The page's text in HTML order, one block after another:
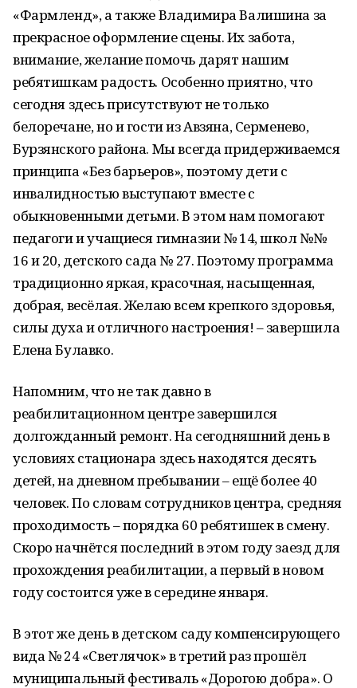
«Фармленд», а также Владимира Валишина за
прекрасное оформление сцены. Их забота,
внимание, желание помочь дарят нашим
ребятишкам радость. Особенно приятно, что
сегодня здесь присутствуют не только
белоречане, но и гости из Авзяна, Серменево,
Бурзянского района. Мы всегда придерживаемся
принципа «Без барьеров», поэтому дети с
инвалидностью выступают вместе с
обыкновенными детьми. В этом нам помогают
педагоги и учащиеся гимназии № 14, школ №№
16 и 20, детского сада № 27. Поэтому программа
традиционно яркая, красочная, насыщенная,
добрая, весёлая. Желаю всем крепкого здоровья,
силы духа и отличного настроения! – завершила
Елена Булавко.
Напомним, что не так давно в
реабилитационном центре завершился
долгожданный ремонт. На сегодняшний день в
условиях стационара здесь находятся десять
детей, на дневном пребывании – ещё более 40
человек. По словам сотрудников центра, средняя
проходимость – порядка 60 ребятишек в смену.
Скоро начнётся последний в этом году заезд для
прохождения реабилитации, а первый в новом
году состоится уже в середине января.
В этот же день в детском саду компенсирующего
вида № 24 «Светлячок» в третий раз прошёл
муниципальный фестиваль «Дорогою добра». О